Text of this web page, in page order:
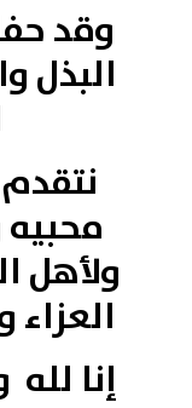
وقد
البذل
محبيه
ولأهل
إنا